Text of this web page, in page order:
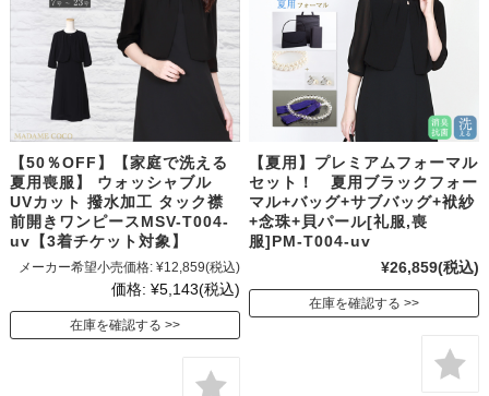
【50％OFF】【家庭で洗える
夏用喪服】 ウォッシャブル
UVカット 撥水加工 タック襟
前開きワンピースMSV-T004-
uv【3着チケット対象】
メーカー希望小売価格: ¥12,859(税込)
価格: ¥5,143(税込)
在庫を確認する
【夏用】プレミアムフォーマル
セット！ 夏用ブラックフォー
マル+バッグ+サブバッグ+袱紗
+念珠+貝パール[礼服,喪
服]PM-T004-uv
¥26,859(税込)
在庫を確認する